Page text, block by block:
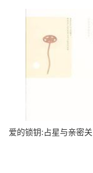
爱的锁钥:占星与亲密